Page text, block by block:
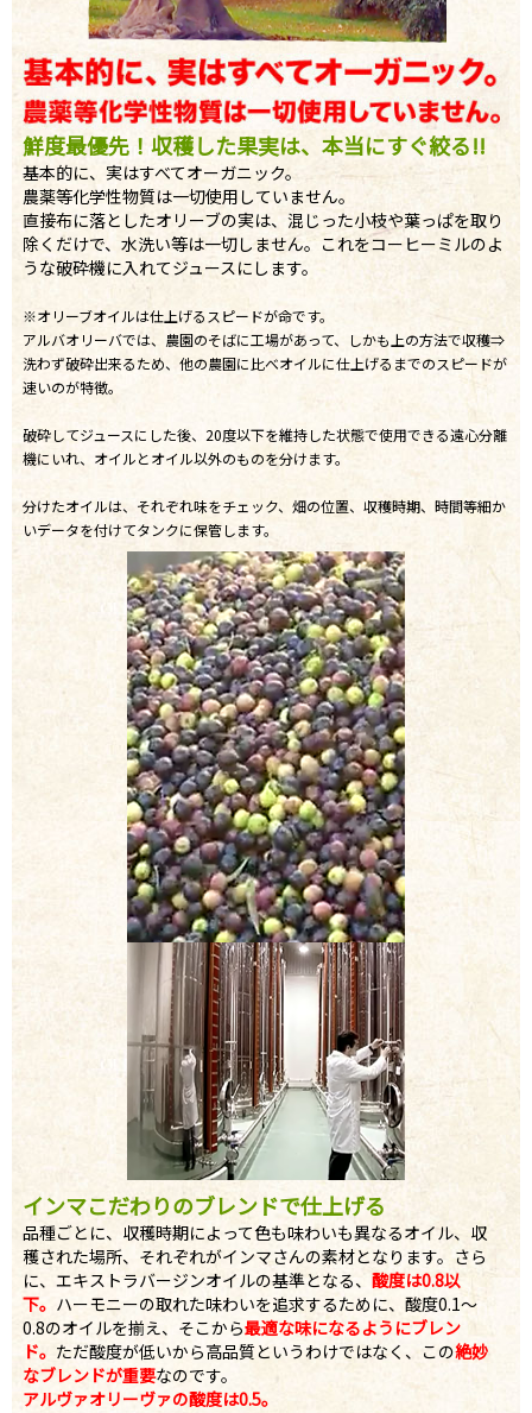
鮮度最優先！収穫した果実は、本当にすぐ絞る!!
基本的に、実はすべてオーガニック。
農薬等化学性物質は一切使用していません。
直接布に落としたオリーブの実は、混じった小枝や葉っぱを取り
除くだけで、水洗い等は一切しません。これをコーヒーミルのよ
うな破砕機に入れてジュースにします。
※オリーブオイルは仕上げるスピードが命です。
アルバオリーバでは、農園のそばに工場があって、しかも上の方法で収穫⇒
洗わず破砕出来るため、他の農園に比べオイルに仕上げるまでのスピードが
速いのが特徴。
破砕してジュースにした後、20度以下を維持した状態で使用できる遠心分離
機にいれ、オイルとオイル以外のものを分けます。
分けたオイルは、それぞれ味をチェック、畑の位置、収穫時期、時間等細か
いデータを付けてタンクに保管します。
インマこだわりのブレンドで仕上げる
品種ごとに、収穫時期によって色も味わいも異なるオイル、収
穫された場所、それぞれがインマさんの素材となります。さら
に、エキストラバージンオイルの基準となる、 酸度は0.8以
下。 ハーモニーの取れた味わいを追求するために、酸度0.1～
0.8のオイルを揃え、そこから最適な味になるようにブレン
ド。 ただ酸度が低いから高品質というわけではなく、この絶妙
なブレンドが重要なのです。
アルヴァオリーヴァの酸度は0.5。